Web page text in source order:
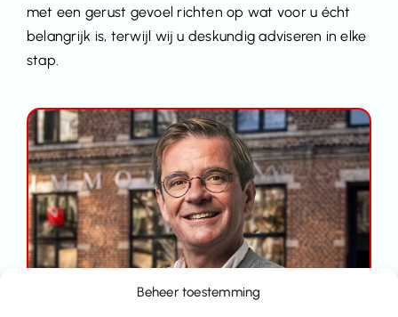
Beheer toestemming
met een gerust gevoel richten op wat voor u écht
belangrijk is, terwijl wij u deskundig adviseren in elke
stap.